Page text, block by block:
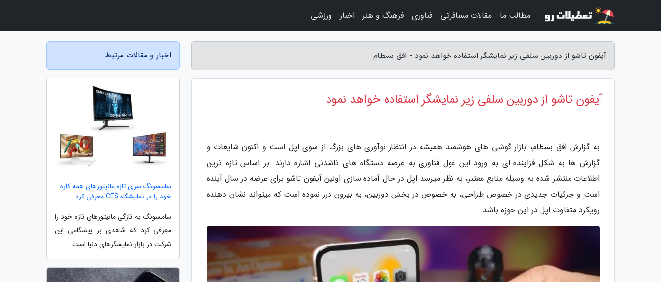
آیفون تاشو از دوربین سلفی زیر نمایشگر استفاده خواهد نمود - افق بسطام
آیفون تاشو از دوربین سلفی زیر نمایشگر استفاده خواهد نمود
به گزارش افق بسطام، بازار گوشی های هوشمند همیشه در انتظار نوآوری های بزرگ از سوی اپل است و اکنون شایعات و
گزارش ها به شکل فزاینده ای به ورود این غول فناوری به عرصه دستگاه های تاشدنی اشاره دارند. بر اساس تازه ترین
اطلاعات منتشر شده به وسیله منابع معتبر، به نظر میرسد اپل در حال آماده سازی اولین آیفون تاشو برای عرضه در سال آینده
است و جزئیات جدیدی در خصوص طراحی، به خصوص در بخش دوربین، به بیرون درز نموده است که میتواند نشان دهنده
رویکرد متفاوت اپل در این حوزه باشد.
اخبار و مقالات مرتبط
سامسونگ سری تازه مانیتورهای همه کاره
خود را در نمایشگاه CES معرفی کرد
سامسونگ به تازگی مانیتورهای تازه خود را
معرفی کرد که شاهدی بر پیشگامی این
شرکت در بازار نمایشگرهای دنیا است.
مطالب ما مقالات مسافرتی فناوری فرهنگ و هنر اخبار ورزشی